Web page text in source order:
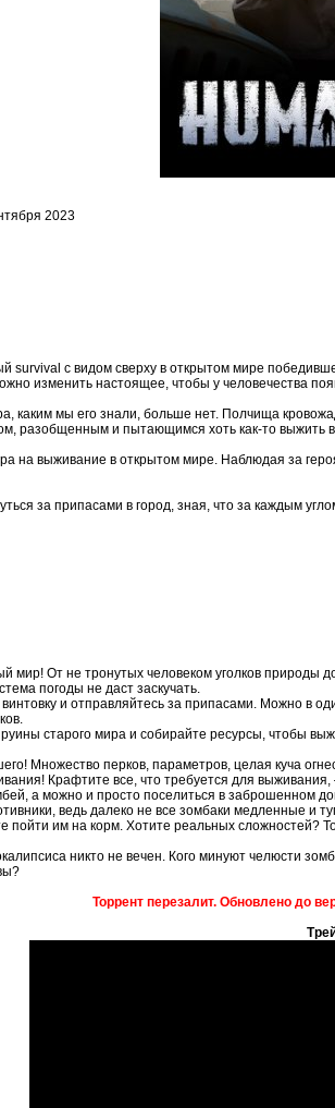
2023
survival с видом сверху в открытом мире
изменить настоящее, чтобы у человечества
каким мы его знали, больше нет. Полчища
разобщенным и пытающимся хоть как-то выжить
на выживание в открытом мире. Наблюдая за
за припасами в город, зная, что за каждым
От не тронутых человеком уголков природы
погоды не даст заскучать.
и отправляйтесь за припасами. Можно в
старого мира и собирайте ресурсы, чтобы
Множество перков, параметров, целая куча
Крафтите все, что требуется для
а можно и просто поселиться в заброшенном
ведь далеко не все зомбаки медленные и
пойти им на корм. Хотите реальных сложностей?
никто не вечен. Кого минуют челюсти
Торрент перезалит. Обновлено до